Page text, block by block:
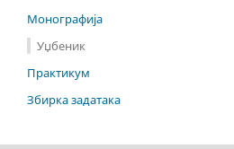
Монографија
Уџбеник
Практикум
Збирка задатака